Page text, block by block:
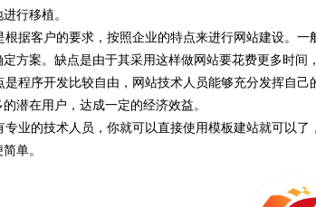
行移植。
据客户的要求，按照企业的特点来进行网站建设。
方案。缺点是由于其采用这样做网站要花费更多时间
程序开发比较自由，网站技术人员能够充分发挥自
潜在用户，达成一定的经济效益。
业的技术人员，你就可以直接使用模板建站就可以了
单。